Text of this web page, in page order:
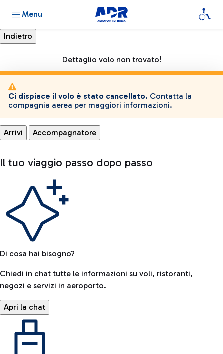
Menu
Dettaglio volo non trovato!
Ci dispiace il volo è stato cancellato. Contatta la
compagnia aerea per maggiori informazioni.
Arrivi Accompagnatore
Il tuo viaggio passo dopo passo
Di cosa hai bisogno?
Chiedi in chat tutte le informazioni su voli, ristoranti,
negozi e servizi in aeroporto.
Apri la chat